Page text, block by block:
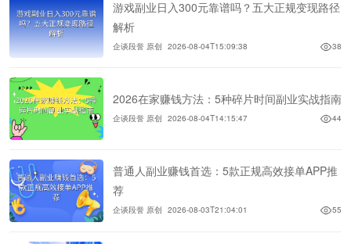
游戏副业日入300元靠谱吗？五大正规变现路径
解析
企谈段誉 原创 2026-08-04T15:09:38 38
2026在家赚钱方法：5种碎片时间副业实战指南
企谈段誉 原创 2026-08-04T14:15:47 44
普通人副业赚钱首选：5款正规高效接单APP推
荐
企谈段誉 原创 2026-08-03T21:04:01 55